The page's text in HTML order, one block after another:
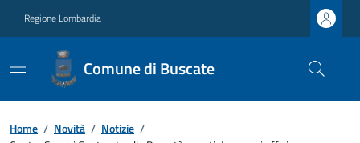
Regione Lombardia
Comune di Buscate
Home / Novità / Notizie /